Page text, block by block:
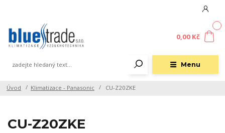
Menu
0,00 Kč
Úvod Klimatizace - Panasonic CU-Z20ZKE
CU-Z20ZKE